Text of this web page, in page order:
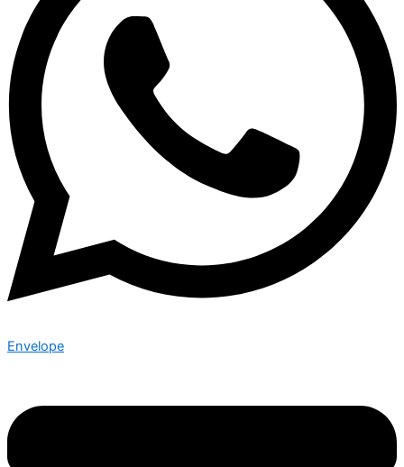
Envelope